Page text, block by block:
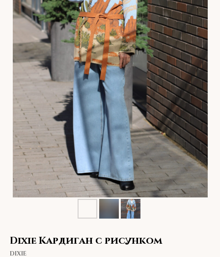
Dixie Кардиган с рисунком
DIXIE